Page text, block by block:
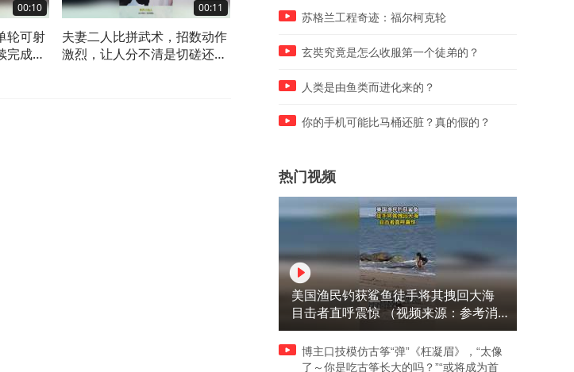
00:10
轮可射
完成多
00:11
夫妻二人比拼武术，招数动作
激烈，让人分不清是切磋还是
医也是第一次摸这种脉，挨揍
动作就明白，不喝酒是有原
苏格兰工程奇迹：福尔柯克轮
玄奘究竟是怎么收服第一个徒弟的？
人类是由鱼类而进化来的？
你的手机可能比马桶还脏？真的假的？
热门视频
美国渔民钓获鲨鱼徒手将其拽回大海
目击者直呼震惊 （视频来源：参考消
息）
博主口技模仿古筝“弹”《枉凝眉》，“太像
了～你是吃古筝长大的吗？”“或将成为首